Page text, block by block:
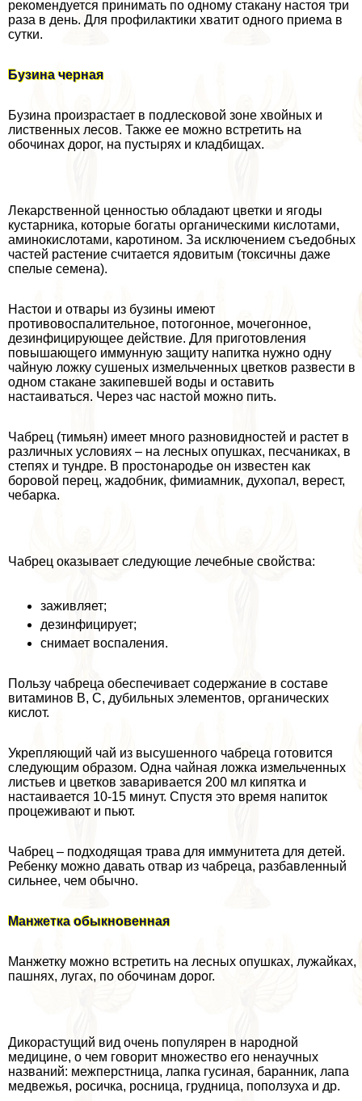
рекомендуется принимать по одному стакану настоя три
раза в день. Для профилактики хватит одного приема в
сутки.
Бузина черная
Бузина произрастает в подлесковой зоне хвойных и
лиственных лесов. Также ее можно встретить на
обочинах дорог, на пустырях и кладбищах.
Лекарственной ценностью обладают цветки и ягоды
кустарника, которые богаты органическими кислотами,
аминокислотами, каротином. За исключением съедобных
частей растение считается ядовитым (токсичны даже
спелые семена).
Настои и отвары из бузины имеют
противовоспалительное, потогонное, мочегонное,
дезинфицирующее действие. Для приготовления
повышающего иммунную защиту напитка нужно одну
чайную ложку сушеных измельченных цветков развести в
одном стакане закипевшей воды и оставить
настаиваться. Через час настой можно пить.
Чабрец (тимьян) имеет много разновидностей и растет в
различных условиях – на лесных опушках, песчаниках, в
степях и тундре. В простонародье он известен как
боровой перец, жадобник, фимиамник, духопал, верест,
чебарка.
Чабрец оказывает следующие лечебные свойства:
заживляет;
дезинфицирует;
снимает воспаления.
Пользу чабреца обеспечивает содержание в составе
витаминов B, C, дубильных элементов, органических
кислот.
Укрепляющий чай из высушенного чабреца готовится
следующим образом. Одна чайная ложка измельченных
листьев и цветков заваривается 200 мл кипятка и
настаивается 10-15 минут. Спустя это время напиток
процеживают и пьют.
Чабрец – подходящая трава для иммунитета для детей.
Ребенку можно давать отвар из чабреца, разбавленный
сильнее, чем обычно.
Манжетка обыкновенная
Манжетку можно встретить на лесных опушках, лужайках,
пашнях, лугах, по обочинам дорог.
Дикорастущий вид очень популярен в народной
медицине, о чем говорит множество его ненаучных
названий: межперстница, лапка гусиная, бapaнник, лапа
медвежья, росичка, росница, грудница, поползуха и др.